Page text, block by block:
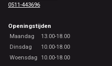
0511-443696
Openingstijden
Maandag
13.00-18.00
Dinsdag
10.00-18.00
Woensdag 10.00-18.00